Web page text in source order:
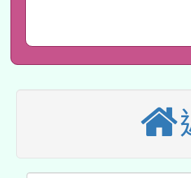
件」活動簡
年度
接種對象擴
接種之民
月28日止
轉知經濟
業技術研究
115年8月
桃園市孔廟
開 智慧啟
2026年桃
「2026桃
關事宜
轉知教育部